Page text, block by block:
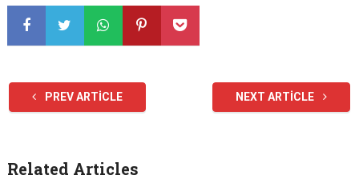
PREV ARTICLE NEXT ARTICLE
Related Articles